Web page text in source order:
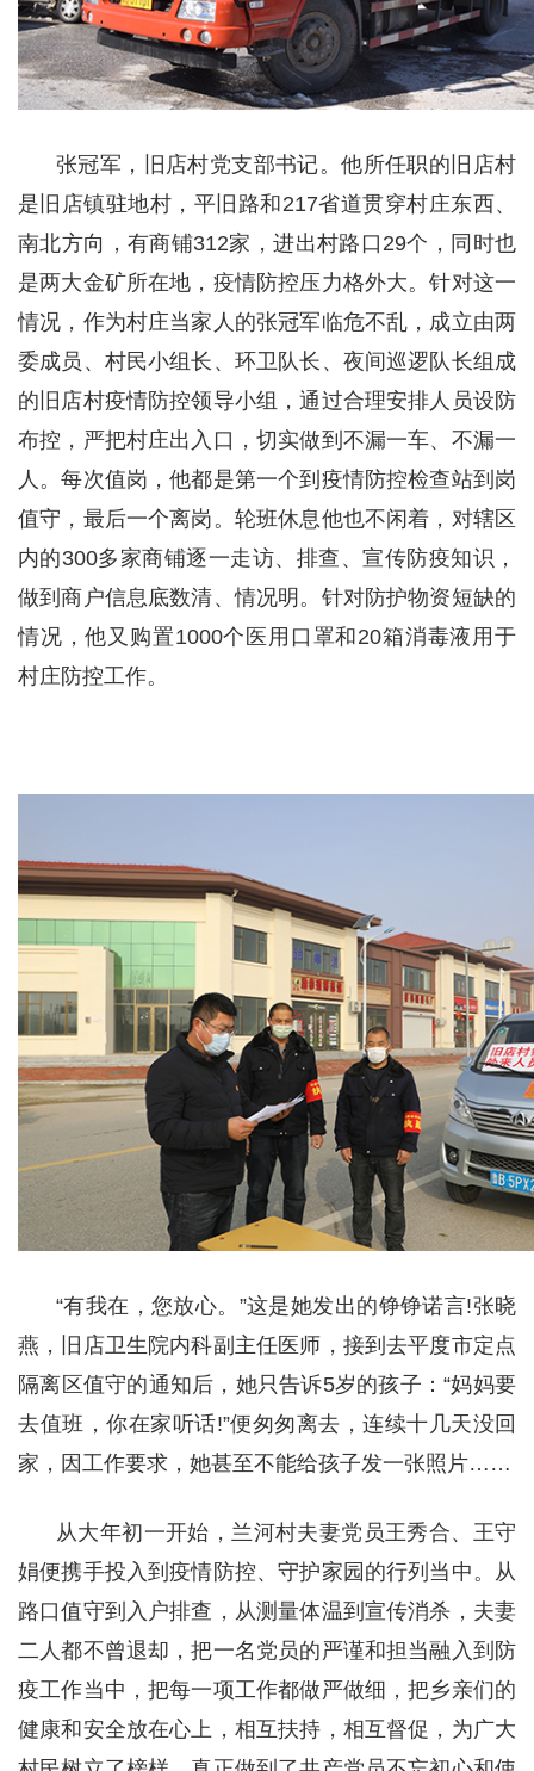
张冠军，旧店村党支部书记。他所任职的旧店村
是旧店镇驻地村，平旧路和217省道贯穿村庄东西、
南北方向，有商铺312家，进出村路口29个，同时也
是两大金矿所在地，疫情防控压力格外大。针对这一
情况，作为村庄当家人的张冠军临危不乱，成立由两
委成员、村民小组长、环卫队长、夜间巡逻队长组成
的旧店村疫情防控领导小组，通过合理安排人员设防
布控，严把村庄出入口，切实做到不漏一车、不漏一
人。每次值岗，他都是第一个到疫情防控检查站到岗
值守，最后一个离岗。轮班休息他也不闲着，对辖区
内的300多家商铺逐一走访、排查、宣传防疫知识，
做到商户信息底数清、情况明。针对防护物资短缺的
情况，他又购置1000个医用口罩和20箱消毒液用于
村庄防控工作。
“有我在，您放心。”这是她发出的铮铮诺言!张晓
燕，旧店卫生院内科副主任医师，接到去平度市定点
隔离区值守的通知后，她只告诉5岁的孩子：“妈妈要
去值班，你在家听话!”便匆匆离去，连续十几天没回
家，因工作要求，她甚至不能给孩子发一张照片……
从大年初一开始，兰河村夫妻党员王秀合、王守
娟便携手投入到疫情防控、守护家园的行列当中。从
路口值守到入户排查，从测量体温到宣传消杀，夫妻
二人都不曾退却，把一名党员的严谨和担当融入到防
疫工作当中，把每一项工作都做严做细，把乡亲们的
健康和安全放在心上，相互扶持，相互督促，为广大